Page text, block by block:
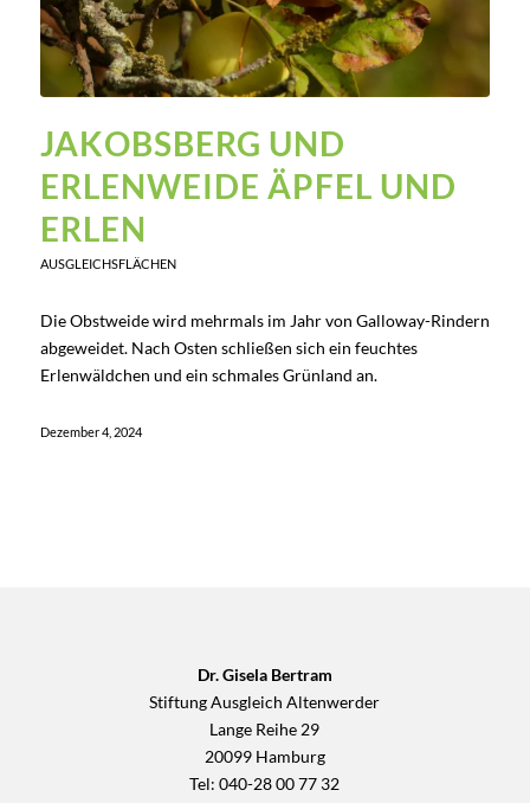
JAKOBSBERG UND
ERLENWEIDE ÄPFEL UND
ERLEN
AUSGLEICHSFLÄCHEN
Die Obstweide wird mehrmals im Jahr von Galloway-Rindern
abgeweidet. Nach Osten schließen sich ein feuchtes
Erlenwäldchen und ein schmales Grünland an.
Dezember 4, 2024
Dr. Gisela Bertram
Stiftung Ausgleich Altenwerder
Lange Reihe 29
20099 Hamburg
Tel: 040-28 00 77 32